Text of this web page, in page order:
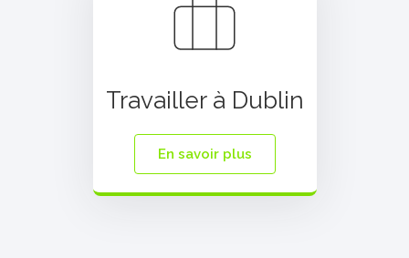
Travailler à Dublin
En savoir plus